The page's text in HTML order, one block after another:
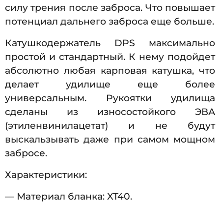
силу трения после заброса. Что повышает
потенциал дальнего заброса еще больше.
Катушкодержатель DPS максимально
простой и стандартный. К нему подойдет
абсолютно любая карповая катушка, что
делает удилище еще более
универсальным. Рукоятки удилища
сделаны из износостойкого ЭВА
(этиленвинилацетат) и не будут
выскальзывать даже при самом мощном
забросе.
Характеристики:
— Материал бланка: XT40.